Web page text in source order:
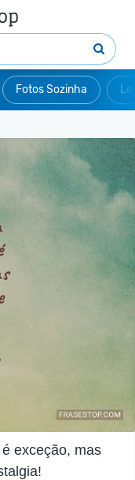
Fotos Sozinha
exceção, mas